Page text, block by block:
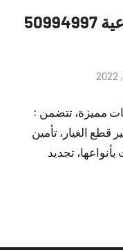
فني ستلايت الشويخ الصناعية 50994997
تعليقات
مميزة، تتضمن :
قطع الغيار، تأمين
تجديد